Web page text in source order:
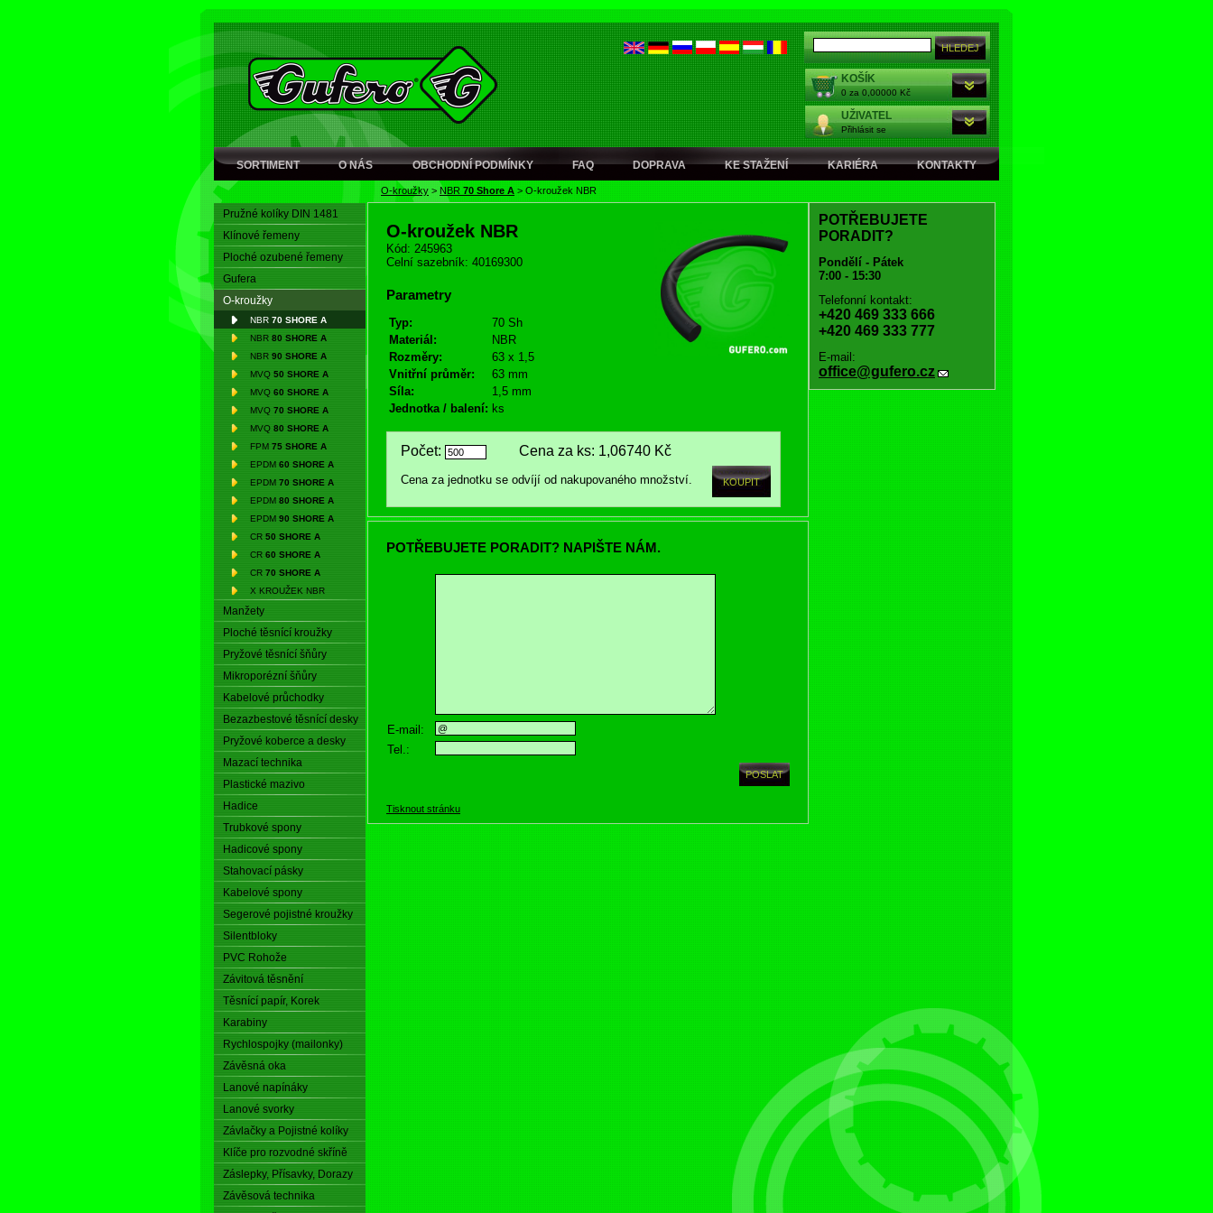
KOŠÍK
0 za 0,00000 Kč
UŽIVATEL
Přihlásit se
SORTIMENT O NÁS OBCHODNÍ PODMÍNKY FAQ DOPRAVA KE STAŽENÍ KARIÉRA KONTAKTY
O-kroužky > NBR 70 Shore A > O-kroužek NBR
Pružné kolíky DIN 1481
Klínové řemeny
Ploché ozubené řemeny
Gufera
O-kroužky
NBR 70 SHORE A
NBR 80 SHORE A
NBR 90 SHORE A
MVQ 50 SHORE A
MVQ 60 SHORE A
MVQ 70 SHORE A
MVQ 80 SHORE A
FPM 75 SHORE A
EPDM 60 SHORE A
EPDM 70 SHORE A
EPDM 80 SHORE A
EPDM 90 SHORE A
CR 50 SHORE A
CR 60 SHORE A
CR 70 SHORE A
X KROUŽEK NBR
Manžety
Ploché těsnící kroužky
Pryžové těsnící šňůry
Mikroporézní šňůry
Kabelové průchodky
Bezazbestové těsnící desky
Pryžové koberce a desky
Mazací technika
Plastické mazivo
Hadice
Trubkové spony
Hadicové spony
Stahovací pásky
Kabelové spony
Segerové pojistné kroužky
Silentbloky
PVC Rohože
Závitová těsnění
Těsnící papír, Korek
Karabiny
Rychlospojky (mailonky)
Závěsná oka
Lanové napínáky
Lanové svorky
Závlačky a Pojistné kolíky
Klíče pro rozvodné skříně
Záslepky, Přísavky, Dorazy
Závěsová technika
O-kroužek NBR
Kód: 245963
Celní sazebník: 40169300
Parametry
Typ:
70 Sh
Materiál:
NBR
Rozměry:
63 x 1,5
Vnitřní průměr:
63 mm
Síla:
1,5 mm
Jednotka / balení: ks
Počet: Cena za ks: 1,06740 Kč
Cena za jednotku se odvíjí od nakupovaného množství.
POTŘEBUJETE PORADIT? NAPIŠTE NÁM.
E-mail:
Tel.:
Tisknout stránku
POTŘEBUJETE
PORADIT?
Pondělí - Pátek
7:00 - 15:30
Telefonní kontakt:
+420 469 333 666
+420 469 333 777
E-mail:
office@gufero.cz